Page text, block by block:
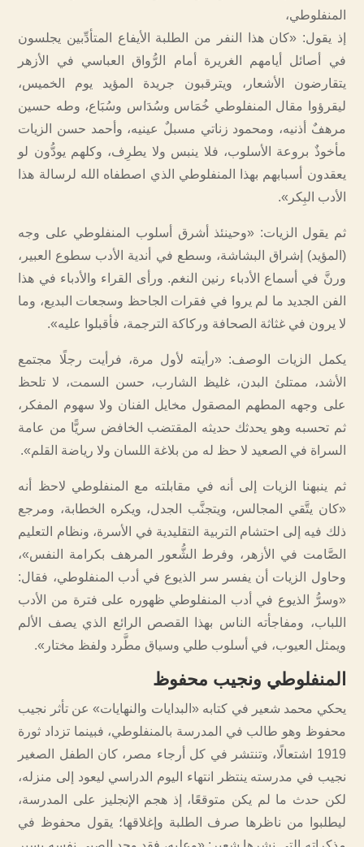
المنفلوطي،
إذ يقول: «كان هذا النفر من الطلبة الأيفاع المتأدِّبين يجلسون
في أصائل أيامهم الغريرة أمام الرُّواق العباسي في الأزهر
يتقارضون الأشعار، ويترقبون جريدة المؤيد يوم الخميس،
ليقرؤوا مقال المنفلوطي خُمَاس وسُدَاس وسُبَاع، وطه حسين
مرهفٌ أذنيه، ومحمود زناتي مسبلٌ عينيه، وأحمد حسن الزيات
مأخوذٌ بروعة الأسلوب، فلا ينبس ولا يطرِف، وكلهم يودُّون لو
يعقدون أسبابهم بهذا المنفلوطي الذي اصطفاه الله لرسالة هذا
الأدب البِكر».
ثم يقول الزيات: «وحينئذ أشرق أسلوب المنفلوطي على وجه
(المؤيد) إشراق البشاشة، وسطع في أندية الأدب سطوع العبير،
ورنَّ في أسماع الأدباء رنين النغم. ورأى القراء والأدباء في هذا
الفن الجديد ما لم يروا في فقرات الجاحظ وسجعات البديع، وما
لا يرون في غثاثة الصحافة وركاكة الترجمة، فأقبلوا عليه».
‏يكمل الزيات الوصف: «رأيته لأول مرة، فرأيت رجلًا مجتمع
الأشد، ممتلئ البدن، غليظ الشارب، حسن السمت، لا تلحظ
على وجهه المطهم المصقول مخايل الفنان ولا سهوم المفكر،
ثم تحسبه وهو يحدثك حديثه المقتضب الخافض سريًّا من عامة
السراة في الصعيد لا حظ له من بلاغة اللسان ولا رياضة القلم».
ثم ينبهنا الزيات إلى أنه في مقابلته مع المنفلوطي لاحظ أنه
«كان يتَّقي المجالس، ويتجنَّب الجدل، ويكره الخطابة، ومرجع
ذلك فيه إلى احتشام التربية التقليدية في الأسرة، ونظام التعليم
الصَّامت في الأزهر، وفرط الشُّعور المرهف بكرامة النفس»،
وحاول الزيات أن يفسر سر الذيوع في أدب المنفلوطي، فقال:
«وسرُّ الذيوع في أدب المنفلوطي ظهوره على فترة من الأدب
اللباب، ومفاجأته الناس بهذا القصص الرائع الذي يصف الألم
ويمثل العيوب، في أسلوب طلي وسياق مطَّرد ولفظ مختار».
المنفلوطي ونجيب محفوظ
يحكي محمد شعير في كتابه «البدايات والنهايات» عن تأثر نجيب
محفوظ وهو طالب في المدرسة بالمنفلوطي، فبينما تزداد ثورة
1919 اشتعالًا، وتنتشر في كل أرجاء مصر، كان الطفل الصغير
نجيب في مدرسته ينتظر انتهاء اليوم الدراسي ليعود إلى منزله،
لكن حدث ما لم يكن متوقعًا، إذ هجم الإنجليز على المدرسة،
ليطلبوا من ناظرها صرف الطلبة وإغلاقها؛ يقول محفوظ في